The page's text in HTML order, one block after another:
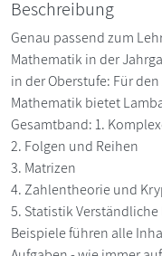
Beschreibung
Genau passend zum
Mathematik in der
in der Oberstufe: Für
Mathematik bietet
Gesamtband: 1.
2. Folgen und Reihen
3. Matrizen
4. Zahlentheorie und
5. Statistik
Beispiele führen alle